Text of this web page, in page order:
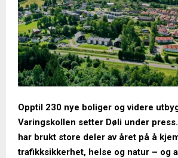
Opptil 230 nye boliger og videre
Varingskollen setter Døli under
har brukt store deler av året på å
trafikksikkerhet, helse og natur – og